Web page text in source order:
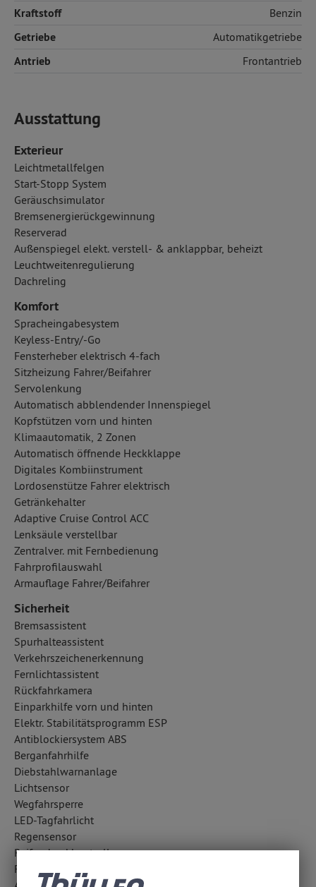
Kraftstoff Benzin
Getriebe Automatikgetriebe
Antrieb Frontantrieb
Ausstattung
Exterieur
Leichtmetallfelgen
Start-Stopp System
Geräuschsimulator
Bremsenergierückgewinnung
Reserverad
Außenspiegel elekt. verstell- & anklappbar, beheizt
Leuchtweitenregulierung
Dachreling
Komfort
Spracheingabesystem
Keyless-Entry/-Go
Fensterheber elektrisch 4-fach
Sitzheizung Fahrer/Beifahrer
Servolenkung
Automatisch abblendender Innenspiegel
Kopfstützen vorn und hinten
Klimaautomatik, 2 Zonen
Automatisch öffnende Heckklappe
Digitales Kombiinstrument
Lordosenstütze Fahrer elektrisch
Getränkehalter
Adaptive Cruise Control ACC
Lenksäule verstellbar
Zentralver. mit Fernbedienung
Fahrprofilauswahl
Armauflage Fahrer/Beifahrer
Sicherheit
Bremsassistent
Spurhalteassistent
Verkehrszeichenerkennung
Fernlichtassistent
Rückfahrkamera
Einparkhilfe vorn und hinten
Elektr. Stabilitätsprogramm ESP
Antiblockiersystem ABS
Berganfahrhilfe
Diebstahlwarnanlage
Lichtsensor
Wegfahrsperre
LED-Tagfahrlicht
Regensensor
Reifendruckkontrolle
Fahrlichtautomatik